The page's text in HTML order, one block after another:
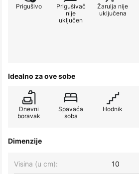
Prigušivo
Prigušivač
nije
uključen
Žarulja nije
uključena
Idealno za ove sobe
Dnevni
boravak
Spavaća
soba
Hodnik
Dimenzije
Visina (u cm): 10